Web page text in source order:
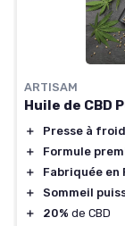
ARTISAM
Huile de CBD
＋
Presse à froid
＋
Formule
＋
Fabriquée en
＋
Sommeil
＋
20% de CBD